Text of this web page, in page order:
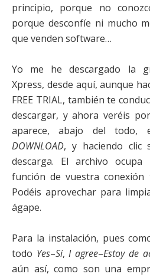
principio, porque no
porque desconfíe ni mucho
que venden software…
Yo me he descargado la
Xpress, desde aquí, aunque
FREE TRIAL, también te
descargar, y ahora veréis
aparece, abajo del
DOWNLOAD, y haciendo clic
descarga. El archivo
función de vuestra conexión
Podéis aprovechar para
ágape.
Para la instalación, pues
todo Yes–Si,I agree–Estoy de
aún así, como son una